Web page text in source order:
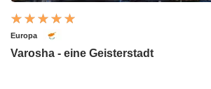
Europa
Varosha - eine Geisterstadt